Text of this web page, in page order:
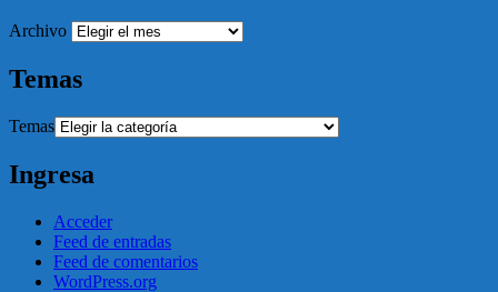
Archivo
Temas
Temas
Ingresa
Acceder
Feed de entradas
Feed de comentarios
WordPress.org